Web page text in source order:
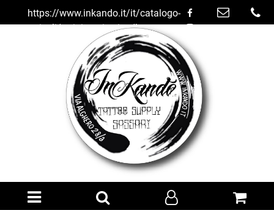
https://www.inkando.it/it/catalogo-
articoli/training-piercing/buste-
Open menu